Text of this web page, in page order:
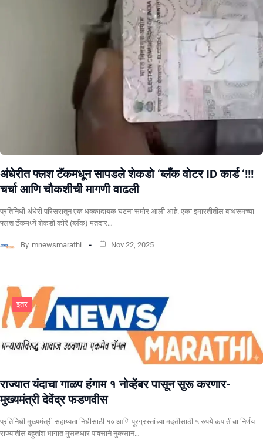
अंधेरीत फ्लश टॅंकमधून सापडले शेकडो ‘ब्लँक वोटर ID कार्ड ‘!!!
चर्चा आणि चौकशीची मागणी वाढली
प्रतिनिधी अंधेरी परिसरातून एक धक्कादायक घटना समोर आली आहे. एका इमारतीतील बाथरूमच्या
फ्लश टॅंकमध्ये शेकडो कोरे (ब्लँक) मतदार…
By mnewsmarathi Nov 22, 2025
इतर
राज्यात यंदाचा गाळप हंगाम १ नोव्हेंबर पासून सुरू करणार-
मुख्यमंत्री देवेंद्र फडणवीस
प्रतिनिधी मुख्यमंत्री सहाय्यता निधीसाठी १० आणि पूरग्रस्तांच्या मदतीसाठी ५ रुपये कपातीचा निर्णय
राज्यातील बहुतांश भागात मुसळधार पावसाने नुकसान…